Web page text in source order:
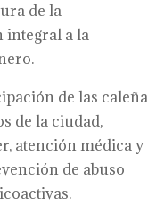
de la
integral a la
de las
de la ciudad,
atención médica y
de abuso